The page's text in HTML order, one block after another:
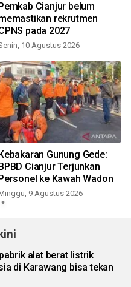
Cianjur belum
rekrutmen
pada 2027
10 Agustus 2026
Gunung Gede:
Cianjur Terjunkan
ke Kawah Wadon
9 Agustus 2026
alat berat listrik
di Karawang bisa tekan